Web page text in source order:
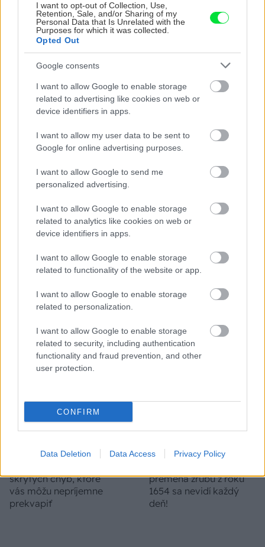
I want to opt-out of Collection, Use,
Retention, Sale, and/or Sharing of my
Personal Data that Is Unrelated with the
Purposes for which it was collected.
Opted Out
Google consents
I want to allow Google to enable storage
related to advertising like cookies on web or
device identifiers in apps.
I want to allow my user data to be sent to
Google for online advertising purposes.
I want to allow Google to send me
personalized advertising.
I want to allow Google to enable storage
related to analytics like cookies on web or
device identifiers in apps.
I want to allow Google to enable storage
related to functionality of the website or app.
I want to allow Google to enable storage
related to personalization.
I want to allow Google to enable storage
related to security, including authentication
functionality and fraud prevention, and other
user protection.
CONFIRM
Data Deletion Data Access Privacy Policy
Môže aspirín zachrániť
ochabnuté izbové
možno prekvapí
Júlový reštart uhoriek
nakladačiek: Ako ich
kvitnutia?
CHALUPA
Na Morave prerobila
starú chalupu na
vojdete dnu, zabudnete,
že nie ste v Toskánsku
S motorovou pílou sa
dokáže aj podpísať.
Slovák sa nebál a v
Čičmanoch si postavil
Temné stránky chalúp:
skrytých chýb, ktoré
vás môžu nepríjemne
prekvapiť
Žena, búracie kladivo a
premena zrubu z roku
1654 sa nevidí každý
deň!